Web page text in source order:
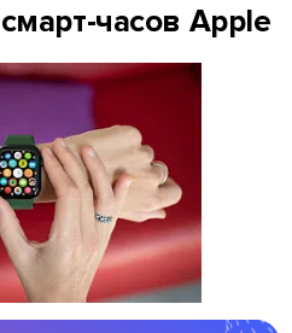
часов Apple